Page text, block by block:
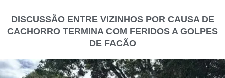
DISCUSSÃO ENTRE VIZINHOS POR CAUSA DE
CACHORRO TERMINA COM FERIDOS A GOLPES
DE FACÃO